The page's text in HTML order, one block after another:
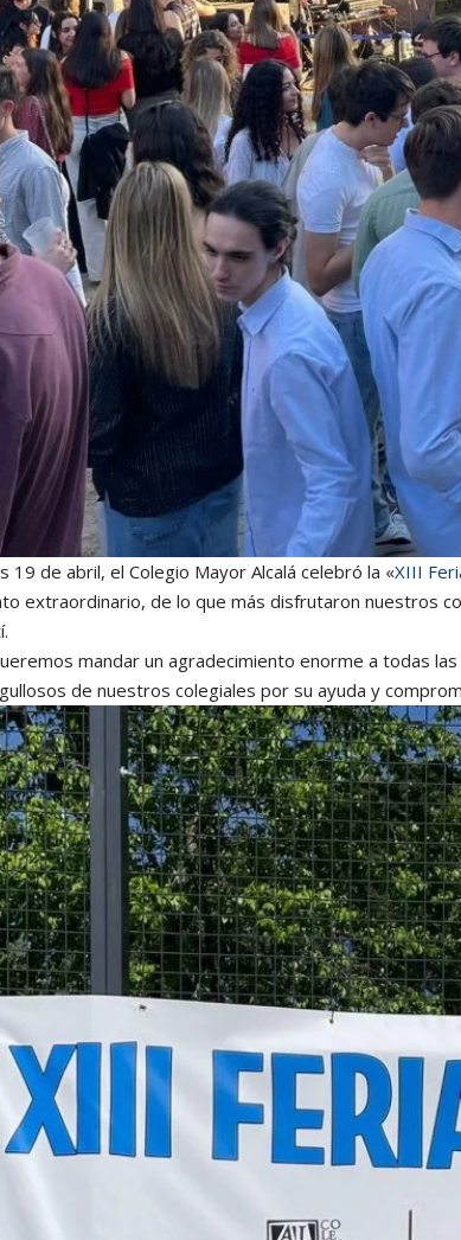
19 de abril, el Colegio Mayor Alcalá celebró la «XIII
extraordinario, de lo que más disfrutaron nuestros
mandar un agradecimiento enorme a todas
de nuestros colegiales por su ayuda y